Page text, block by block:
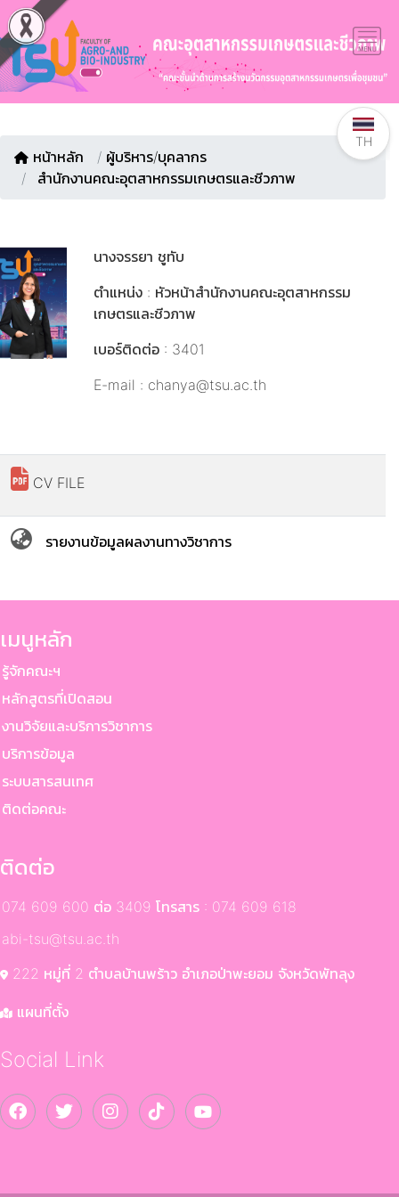
หน้าหลัก / ผู้บริหาร/บุคลากร
สำนักงานคณะอุตสาหกรรมเกษตรและชีวภาพ
นางจรรยา ชูทับ
ตำแหน่ง : หัวหน้าสำนักงานคณะอุตสาหกรรม
เกษตรและชีวภาพ
เบอร์ติดต่อ : 3401
E-mail : chanya@tsu.ac.th
CV FILE
รายงานข้อมูลผลงานทางวิชาการ
เมนูหลัก
กคณะฯ
กสูตรที่เปิดสอน
นวิจัยและบริการวิชาการ
การข้อมูล
บบสารสนเทศ
ดต่อคณะ
ติดต่อ
609 600 ต่อ 3409 โทรสาร : 074 609 618
tsu@tsu.ac.th
222 หมู่ที่ 2 ตำบลบ้านพร้าว อำเภอป่าพะยอม จังหวัดพัทลุง
แผนที่ตั้ง
Social Link
TH